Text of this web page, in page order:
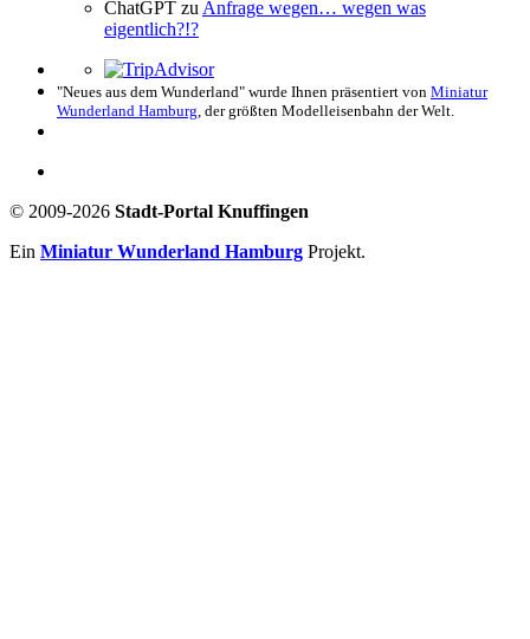
ChatGPT zu Anfrage wegen… wegen was
eigentlich?!?
"Neues aus dem Wunderland" wurde Ihnen präsentiert von Miniatur
Wunderland Hamburg , der größten Modelleisenbahn der Welt.
© 2009-2026 Stadt-Portal Knuffingen
Ein Miniatur Wunderland Hamburg Projekt.